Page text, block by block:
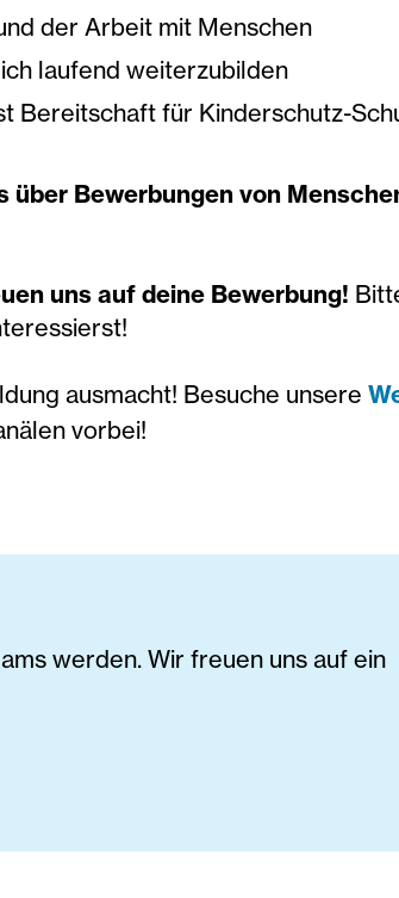
der Arbeit mit Menschen
laufend weiterzubilden
Bereitschaft für Kinderschutz-
Bewerbungen von
uns auf deine Bewerbung!
ausmacht! Besuche unsere
vorbei!
werden. Wir freuen uns auf ein